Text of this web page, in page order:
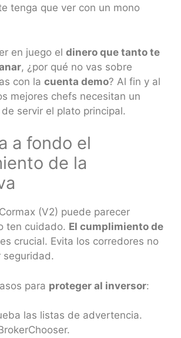
tenga que ver con un mono
en juego el dinero que tanto te
, ¿por qué no vas sobre
con la cuenta demo? Al fin y al
mejores chefs necesitan un
servir el plato principal.
a fondo el
de la
(V2) puede parecer
ten cuidado. El cumplimiento de
es crucial. Evita los corredores no
seguridad.
para proteger al inversor:
las listas de advertencia.